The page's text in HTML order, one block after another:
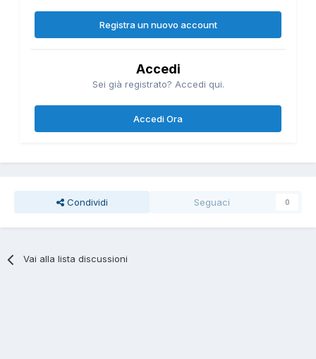
Registra un nuovo account
Accedi
Sei già registrato? Accedi qui.
Accedi Ora
Condividi Seguaci 0
Vai alla lista discussioni